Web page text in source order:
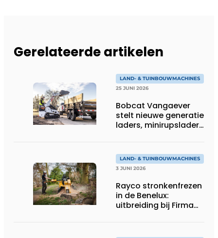
Gerelateerde artikelen
LAND- & TUINBOUWMACHINES
25 JUNI 2026
Bobcat Vangaever
stelt nieuwe generatie
laders, minirupsladers
LAND- & TUINBOUWMACHINES
3 JUNI 2026
Rayco stronkenfrezen
in de Benelux:
uitbreiding bij Firma